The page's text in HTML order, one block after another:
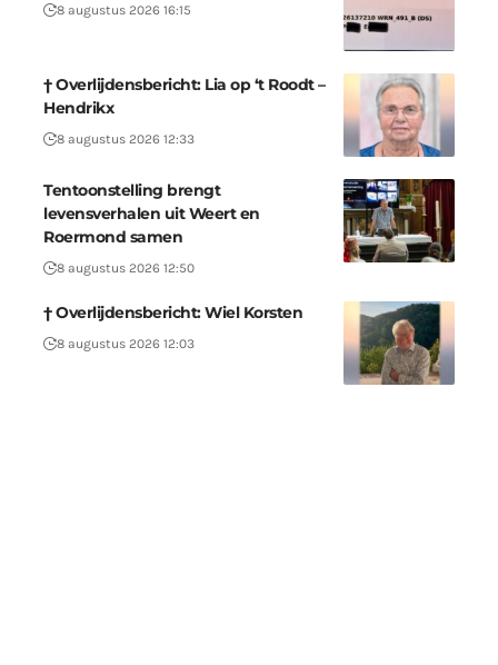
8 augustus 2026 16:15
† Overlijdensbericht: Lia op ‘t Roodt –
Hendrikx
8 augustus 2026 12:33
Tentoonstelling brengt
levensverhalen uit Weert en
Roermond samen
8 augustus 2026 12:50
† Overlijdensbericht: Wiel Korsten
8 augustus 2026 12:03